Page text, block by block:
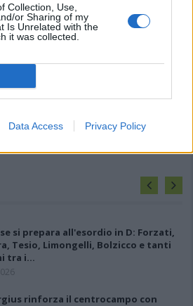
Collection, Use,
or Sharing of my
Is Unrelated with the
it was collected.
Data Access Privacy Policy
si prepara all'esordio in D: Forzati,
Tesio, Limongelli, Bolzicco e tanti
tra i…
rinforza il centrocampo con